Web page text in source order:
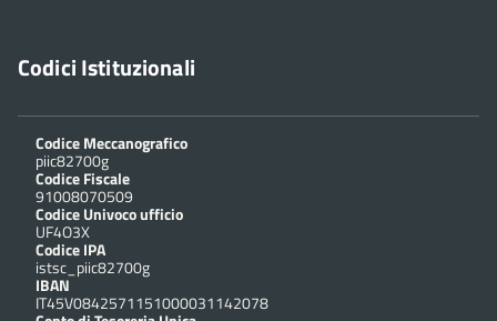
Codici Istituzionali
Codice Meccanografico
piic82700g
Codice Fiscale
91008070509
Codice Univoco ufficio
UF4O3X
Codice IPA
istsc_piic82700g
IBAN
IT45V0842571151000031142078